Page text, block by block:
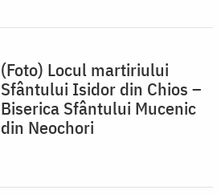
(Foto) Locul martiriului
Sfântului Isidor din Chios –
Biserica Sfântului Mucenic
din Neochori